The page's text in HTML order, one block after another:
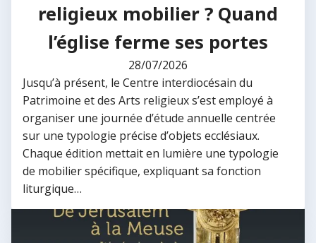
religieux mobilier ? Quand
l’église ferme ses portes
28/07/2026
Jusqu’à présent, le Centre interdiocésain du
Patrimoine et des Arts religieux s’est employé à
organiser une journée d’étude annuelle centrée
sur une typologie précise d’objets ecclésiaux.
Chaque édition mettait en lumière une typologie
de mobilier spécifique, expliquant sa fonction
liturgique…